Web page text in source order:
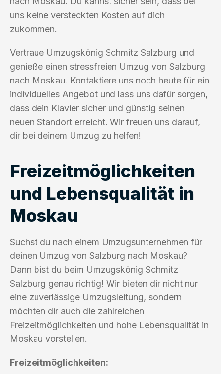
uns keine versteckten Kosten auf dich
zukommen.
Vertraue Umzugskönig Schmitz Salzburg und
genieße einen stressfreien Umzug von Salzburg
nach Moskau. Kontaktiere uns noch heute für ein
individuelles Angebot und lass uns dafür sorgen,
dass dein Klavier sicher und günstig seinen
neuen Standort erreicht. Wir freuen uns darauf,
dir bei deinem Umzug zu helfen!
Freizeitmöglichkeiten
und Lebensqualität in
Moskau
Suchst du nach einem Umzugsunternehmen für
deinen Umzug von Salzburg nach Moskau?
Dann bist du beim Umzugskönig Schmitz
Salzburg genau richtig! Wir bieten dir nicht nur
eine zuverlässige Umzugsleitung, sondern
möchten dir auch die zahlreichen
Freizeitmöglichkeiten und hohe Lebensqualität in
Moskau vorstellen.
Freizeitmöglichkeiten: